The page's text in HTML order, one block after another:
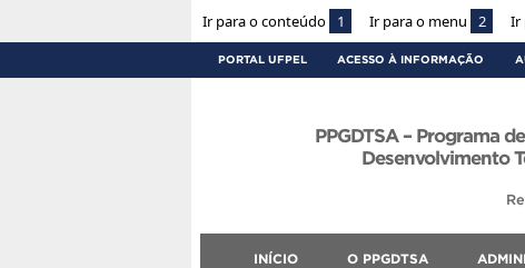
Ir para o conteúdo 1 Ir para o menu 2 Ir
PORTAL UFPEL ACESSO À INFORMAÇÃO
PPGDTSA – Programa
Desenvolvimento
INÍCIO O PPGDTSA